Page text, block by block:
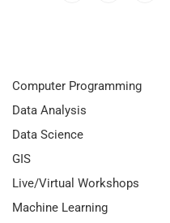
Computer Programming
Data Analysis
Data Science
GIS
Live/Virtual Workshops
Machine Learning